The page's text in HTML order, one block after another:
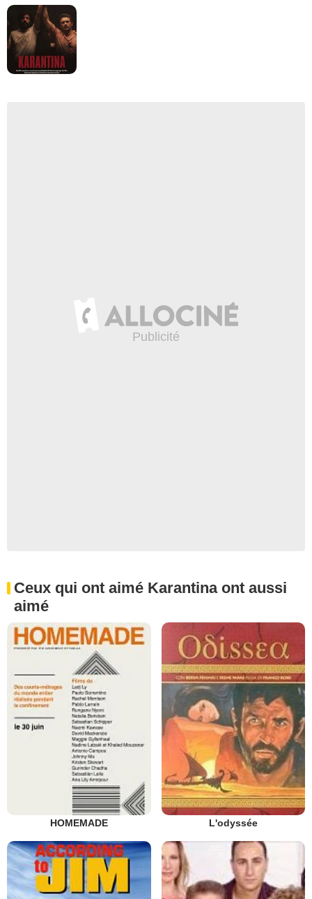
Ceux qui ont aimé Karantina ont aussi
aimé
HOMEMADE L'odyssée